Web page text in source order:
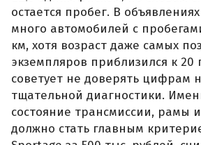
остается пробег. В
много автомобилей с
км, хотя возраст даже самых
экземпляров приблизился к 20
советует не доверять цифрам
тщательной диагностики.
состояние трансмиссии, рамы
должно стать главным